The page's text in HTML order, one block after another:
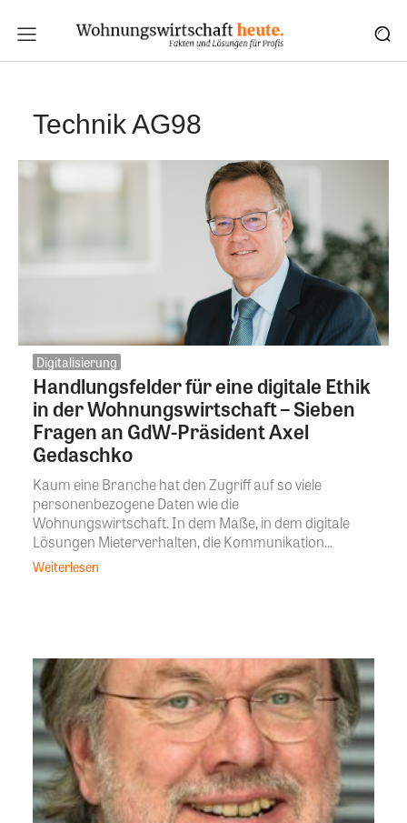
Technik AG98
Digitalisierung
Handlungsfelder für eine digitale Ethik
in der Wohnungswirtschaft – Sieben
Fragen an GdW-Präsident Axel
Gedaschko
Kaum eine Branche hat den Zugriff auf so viele
personenbezogene Daten wie die
Wohnungswirtschaft. In dem Maße, in dem digitale
Lösungen Mieterverhalten, die Kommunikation...
Weiterlesen